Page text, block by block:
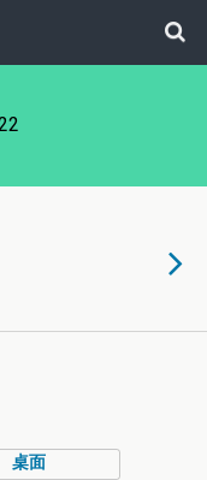
桌面